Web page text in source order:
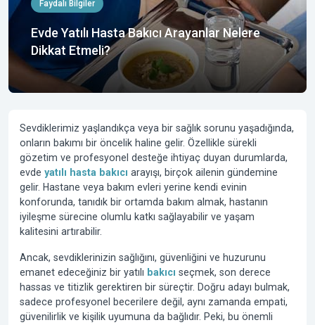
Faydalı Bilgiler
Evde Yatılı Hasta Bakıcı Arayanlar Nelere
Dikkat Etmeli?
Sevdiklerimiz yaşlandıkça veya bir sağlık sorunu yaşadığında,
onların bakımı bir öncelik haline gelir. Özellikle sürekli
gözetim ve profesyonel desteğe ihtiyaç duyan durumlarda,
evde yatılı hasta bakıcı arayışı, birçok ailenin gündemine
gelir. Hastane veya bakım evleri yerine kendi evinin
konforunda, tanıdık bir ortamda bakım almak, hastanın
iyileşme sürecine olumlu katkı sağlayabilir ve yaşam
kalitesini artırabilir.
Ancak, sevdiklerinizin sağlığını, güvenliğini ve huzurunu
emanet edeceğiniz bir yatılı bakıcı seçmek, son derece
hassas ve titizlik gerektiren bir süreçtir. Doğru adayı bulmak,
sadece profesyonel becerilere değil, aynı zamanda empati,
güvenilirlik ve kişilik uyumuna da bağlıdır. Peki, bu önemli